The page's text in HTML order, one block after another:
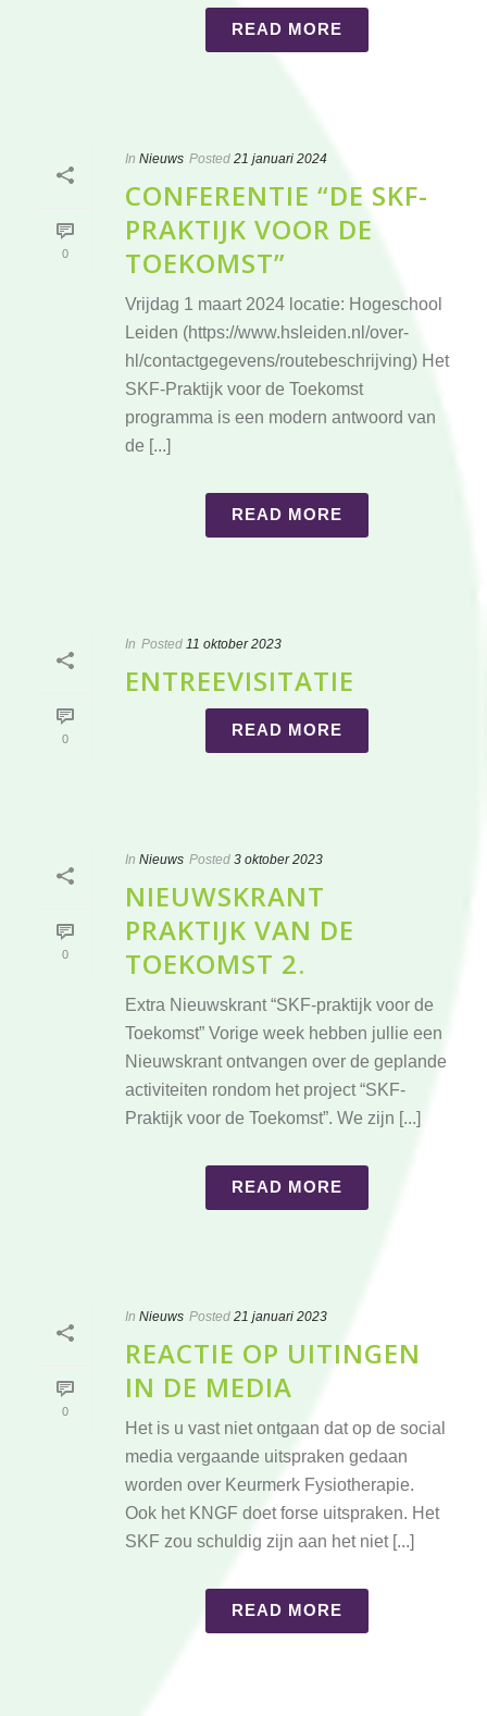
READ MORE
0
In Nieuws Posted 21 januari 2024
CONFERENTIE “DE SKF-
PRAKTIJK VOOR DE
TOEKOMST”
Vrijdag 1 maart 2024 locatie: Hogeschool
Leiden (https://www.hsleiden.nl/over-
hl/contactgegevens/routebeschrijving) Het
SKF-Praktijk voor de Toekomst
programma is een modern antwoord van
de [...]
READ MORE
0
In Posted 11 oktober 2023
ENTREEVISITATIE
READ MORE
0
In Nieuws Posted 3 oktober 2023
NIEUWSKRANT
PRAKTIJK VAN DE
TOEKOMST 2.
Extra Nieuwskrant “SKF-praktijk voor de
Toekomst” Vorige week hebben jullie een
Nieuwskrant ontvangen over de geplande
activiteiten rondom het project “SKF-
Praktijk voor de Toekomst”. We zijn [...]
READ MORE
0
In Nieuws Posted 21 januari 2023
REACTIE OP UITINGEN
IN DE MEDIA
Het is u vast niet ontgaan dat op de social
media vergaande uitspraken gedaan
worden over Keurmerk Fysiotherapie.
Ook het KNGF doet forse uitspraken. Het
SKF zou schuldig zijn aan het niet [...]
READ MORE